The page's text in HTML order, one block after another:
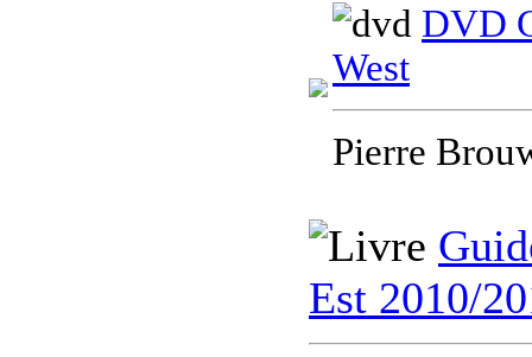
DVD
West
Pierre
Est 2010/